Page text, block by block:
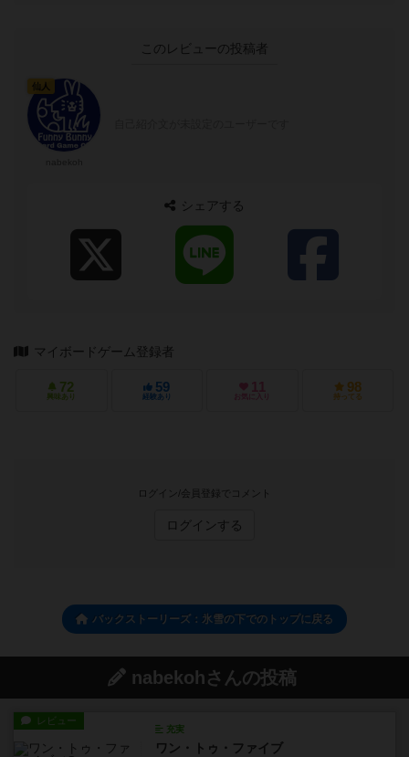
このレビューの投稿者
仙人
シェアする
マイボードゲーム登録者
72
興味あり
59
経験あり
11
お気に入り
98
持ってる
ログイン/会員登録でコメント
ログインする
バックストーリーズ：氷雪の下でのトップに戻る
nabekohさんの投稿
レビュー
充実
ワン・トゥ・ファイブ